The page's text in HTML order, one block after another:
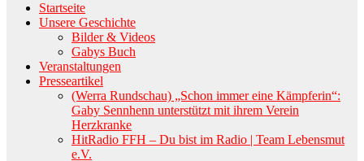
Startseite
Unsere Geschichte
Bilder & Videos
Gabys Buch
Veranstaltungen
Presseartikel
(Werra Rundschau) „Schon immer eine Kämpferin“:
Gaby Sennhenn unterstützt mit ihrem Verein
Herzkranke
HitRadio FFH – Du bist im Radio | Team Lebensmut
e.V.